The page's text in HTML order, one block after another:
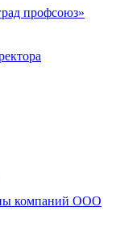
профсоюз»
компаний ООО